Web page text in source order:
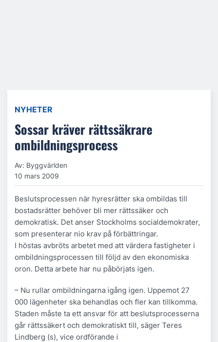
NYHETER
Sossar kräver rättssäkrare
ombildningsprocess
Av: Byggvärlden
10 mars 2009
Beslutsprocessen när hyresrätter ska ombildas till
bostadsrätter behöver bli mer rättssäker och
demokratisk. Det anser Stockholms socialdemokrater,
som presenterar nio krav på förbättringar.
I höstas avbröts arbetet med att värdera fastigheter i
ombildningsprocessen till följd av den ekonomiska
oron. Detta arbete har nu påbörjats igen.
– Nu rullar ombildningarna igång igen. Uppemot 27
000 lägenheter ska behandlas och fler kan tillkomma.
Staden måste ta ett ansvar för att beslutsprocesserna
går rättssäkert och demokratiskt till, säger Teres
Lindberg (s), vice ordförande i